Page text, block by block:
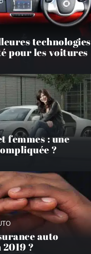
technologies
pour les voitures
femmes : une
?
auto
?